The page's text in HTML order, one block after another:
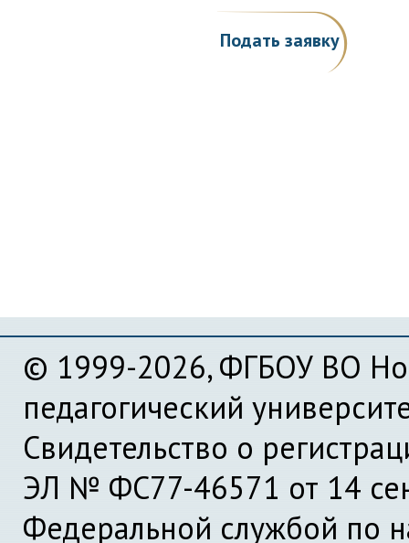
Подать заявку
© 1999-2026, ФГБОУ ВО
педагогический
Свидетельство о
ЭЛ № ФС77-46571 от 14
Федеральной службой по